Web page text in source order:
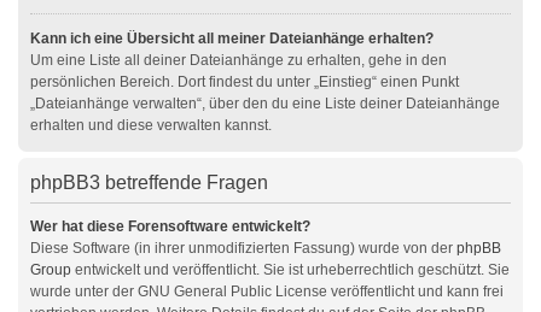
Kann ich eine Übersicht all meiner Dateianhänge erhalten?
Um eine Liste all deiner Dateianhänge zu erhalten, gehe in den
persönlichen Bereich. Dort findest du unter „Einstieg“ einen Punkt
„Dateianhänge verwalten“, über den du eine Liste deiner Dateianhänge
erhalten und diese verwalten kannst.
phpBB3 betreffende Fragen
Wer hat diese Forensoftware entwickelt?
Diese Software (in ihrer unmodifizierten Fassung) wurde von der phpBB
Group entwickelt und veröffentlicht. Sie ist urheberrechtlich geschützt. Sie
wurde unter der GNU General Public License veröffentlicht und kann frei